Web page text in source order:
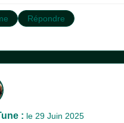
Répondre
: le 29 Juin 2025